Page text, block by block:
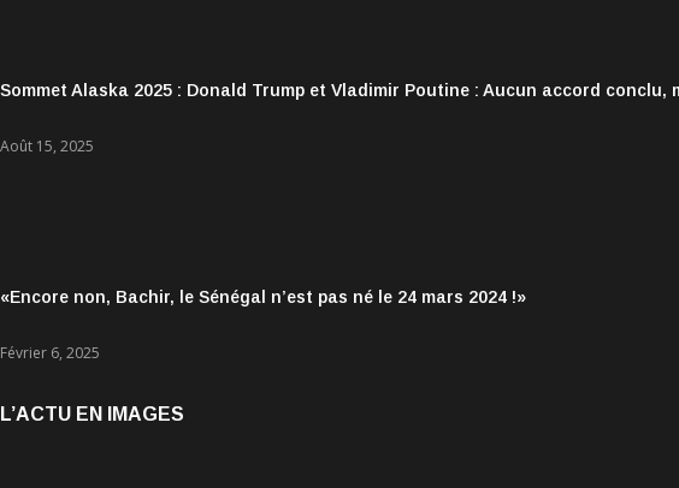
Sommet Alaska 2025 : Donald Trump et Vladimir Poutine : Aucun accord
Août 15, 2025
«Encore non, Bachir, le Sénégal n’est pas né le 24 mars 2024 !»
Février 6, 2025
L’ACTU EN IMAGES